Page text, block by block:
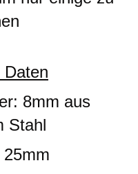
Daten
8mm aus
Stahl
25mm